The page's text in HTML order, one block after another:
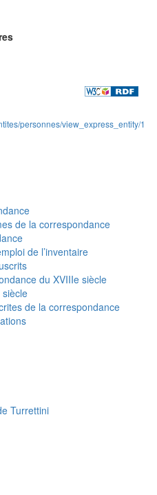
personnes/view_express_entity/1
de la correspondance
de l’inventaire
du XVIIIe siècle
siècle
de la correspondance
Turrettini